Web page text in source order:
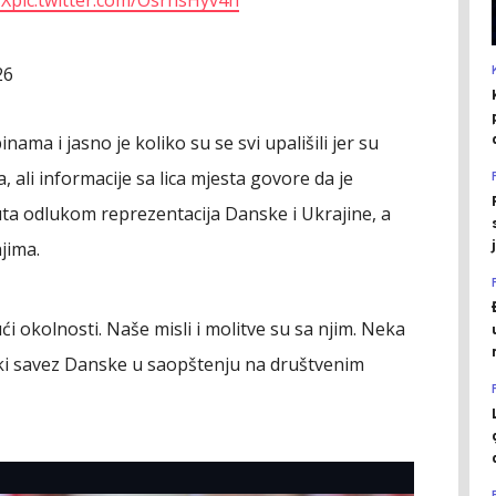
i jasno je koliko su se svi upališili jer su
ali informacije sa lica mjesta govore da je
odlukom reprezentacija Danske i Ukrajine, a
okolnosti. Naše misli i molitve su sa njim. Neka
savez Danske u saopštenju na društvenim